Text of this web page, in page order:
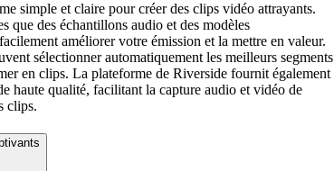
simple et claire pour créer des clips vidéo attrayants.
que des échantillons audio et des modèles
améliorer votre émission et la mettre en valeur.
sélectionner automatiquement les meilleurs segments
en clips. La plateforme de Riverside fournit également
haute qualité, facilitant la capture audio et vidéo de
clips.